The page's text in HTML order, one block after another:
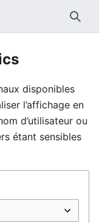
disponibles
l’affichage en
d’utilisateur ou
étant sensibles